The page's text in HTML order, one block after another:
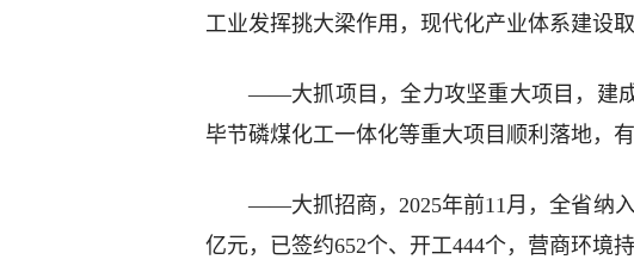
工业发挥挑大梁作用，现代化产业体系建设取
——大抓项目，全力攻坚重大项目，建成
毕节磷煤化工一体化等重大项目顺利落地，
——大抓招商，2025年前11月，全省纳
亿元，已签约652个、开工444个，营商环境持